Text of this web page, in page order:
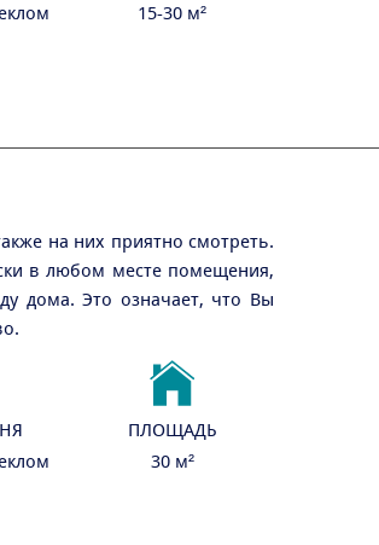
15-30 м²
на них приятно смотреть.
в любом месте помещения,
дома. Это означает, что Вы
ПЛОЩАДЬ
30 м²